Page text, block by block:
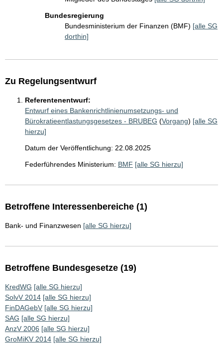
Bundesregierung
Bundesministerium der Finanzen (BMF) [alle SG
dorthin]
Zu Regelungsentwurf
Referentenentwurf:
Entwurf eines Bankenrichtlinienumsetzungs- und
Bürokratieentlastungsgesetzes - BRUBEG (Vorgang) [alle SG
hierzu]
Datum der Veröffentlichung: 22.08.2025
Federführendes Ministerium: BMF [alle SG hierzu]
Betroffene Interessenbereiche (1)
Bank- und Finanzwesen [alle SG hierzu]
Betroffene Bundesgesetze (19)
KredWG [alle SG hierzu]
SolvV 2014 [alle SG hierzu]
FinDAGebV [alle SG hierzu]
SAG [alle SG hierzu]
AnzV 2006 [alle SG hierzu]
GroMiKV 2014 [alle SG hierzu]